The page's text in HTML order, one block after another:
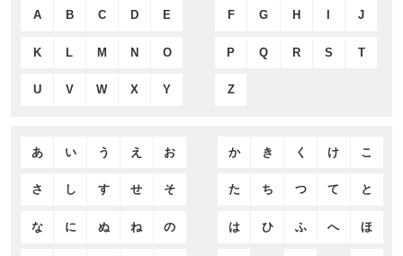
A B C D E F G H J
K L M N O P Q R S T
U V W X Y Z
あ い う え お か き く け こ
さ し す せ そ た ち つ て と
な に ぬ ね の は ひ ふ へ ほ